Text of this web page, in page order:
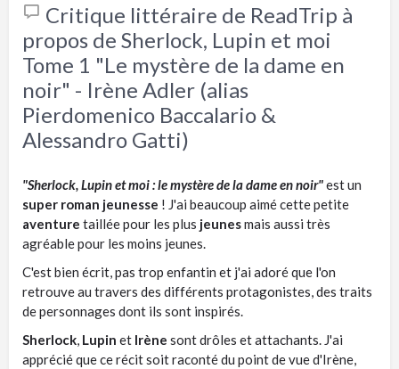
Critique littéraire de ReadTrip à
propos de Sherlock, Lupin et moi
Tome 1 "Le mystère de la dame en
noir" - Irène Adler (alias
Pierdomenico Baccalario &
Alessandro Gatti)
"Sherlock, Lupin et moi : le mystère de la dame en noir"est un
super roman jeunesse ! J'ai beaucoup aimé cette petite
aventure taillée pour les plus jeunesmais aussi très
agréable pour les moins jeunes.
C'est bien écrit, pas trop enfantin et j'ai adoré que l'on
retrouve au travers des différents protagonistes, des traits
de personnages dont ils sont inspirés.
Sherlock Lupin et Irène sont drôles et attachants. J'ai
apprécié que ce récit soit raconté du point de vue d'Irène,